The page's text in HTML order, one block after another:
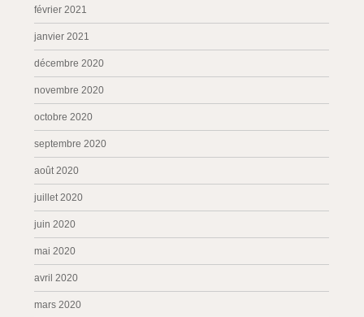
février 2021
janvier 2021
décembre 2020
novembre 2020
octobre 2020
septembre 2020
août 2020
juillet 2020
juin 2020
mai 2020
avril 2020
mars 2020